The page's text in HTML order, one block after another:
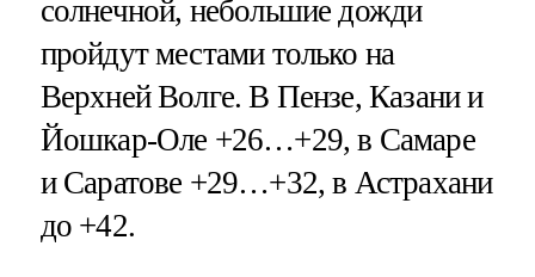
солнечной, небольшие дожди
пройдут местами только на
Верхней Волге. В Пензе, Казани и
Йошкар-Оле +26…+29, в Самаре
и Саратове +29…+32, в Астрахани
до +42.